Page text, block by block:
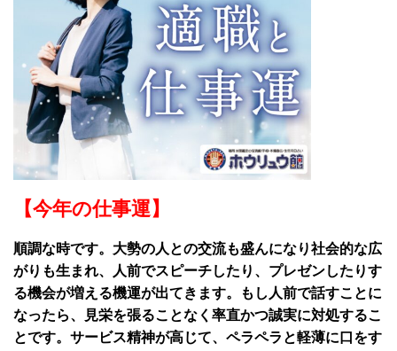
【今年の仕事運】
順調な時です。大勢の人との交流も盛んになり社会的な広
がりも生まれ、人前でスピーチしたり、プレゼンしたりす
る機会が増える機運が出てきます。もし人前で話すことに
なったら、見栄を張ることなく率直かつ誠実に対処するこ
とです。サービス精神が高じて、ペラペラと軽薄に口をす